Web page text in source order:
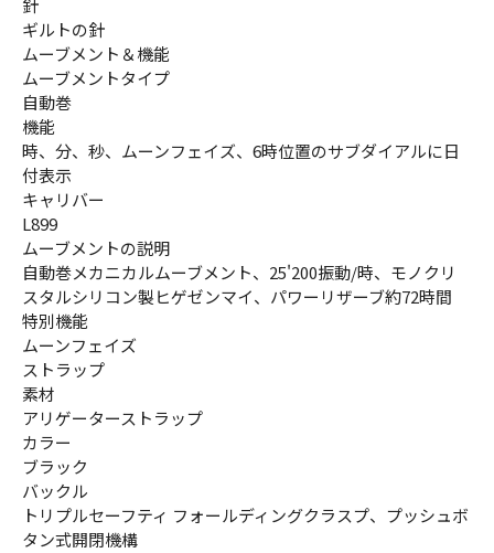
針
ギルトの針
ムーブメント＆機能
ムーブメントタイプ
自動巻
機能
時、分、秒、ムーンフェイズ、6時位置のサブダイアルに日
付表示
キャリバー
L899
ムーブメントの説明
自動巻メカニカルムーブメント、25'200振動/時、モノクリ
スタルシリコン製ヒゲゼンマイ、パワーリザーブ約72時間
特別機能
ムーンフェイズ
ストラップ
素材
アリゲーターストラップ
カラー
ブラック
バックル
トリプルセーフティ フォールディングクラスプ、プッシュボ
タン式開閉機構